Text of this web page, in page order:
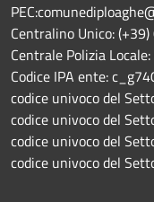
Centralino Unico:
Centrale Polizia
Codice IPA ente:
codice univoco del
codice univoco del
codice univoco del
codice univoco del